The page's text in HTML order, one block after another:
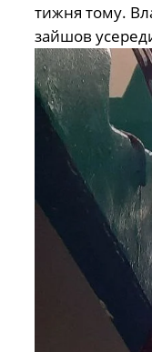
тижня тому.
зайшов